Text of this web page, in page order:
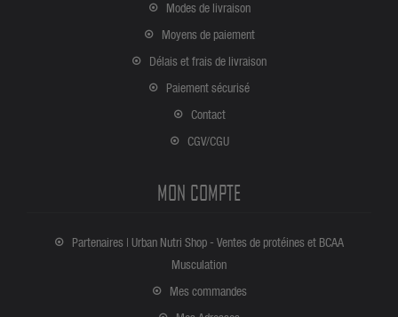
Modes de livraison
Moyens de paiement
Délais et frais de livraison
Paiement sécurisé
Contact
CGV/CGU
MON COMPTE
Partenaires | Urban Nutri Shop - Ventes de protéines et BCAA
Musculation
Mes commandes